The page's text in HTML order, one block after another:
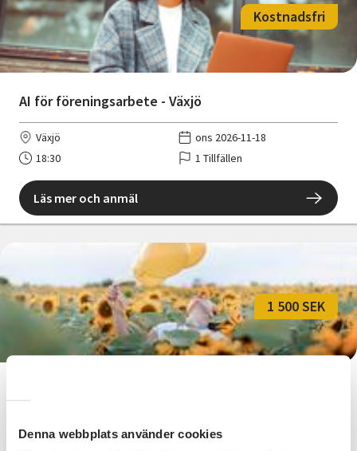
Denna webbplats använder cookies
AI för föreningsarbete - Växjö
Kostnadsfri
Växjö
ons 2026-11-18
18:30
1 Tillfällen
Läs mer och anmäl
1 500 SEK
Falkenberg
tis 2026-09-15